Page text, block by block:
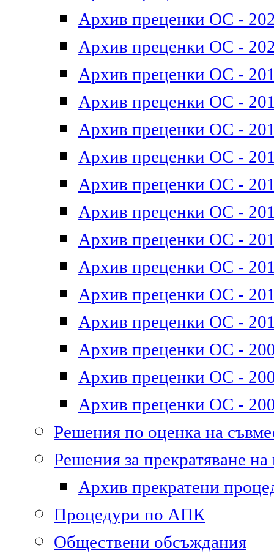
Архив преценки ОС -
Архив преценки ОС -
Архив преценки ОС -
Архив преценки ОС -
Архив преценки ОС -
Архив преценки ОС -
Архив преценки ОС -
Архив преценки ОС -
Архив преценки ОС -
Архив преценки ОС -
Архив преценки ОС -
Архив преценки ОС -
Архив преценки ОС -
Архив преценки ОС -
Архив преценки ОС -
Решения по оценка на
Решения за прекратяване
Архив прекратени
Процедури по АПК
Обществени обсъждания